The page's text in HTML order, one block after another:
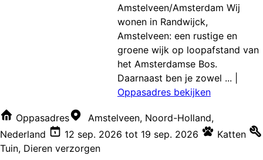
Amstelveen/Amsterdam Wij
wonen in Randwijck,
Amstelveen: een rustige en
groene wijk op loopafstand van
het Amsterdamse Bos.
Daarnaast ben je zowel ...
Oppasadres bekijken
Oppasadres
Amstelveen, Noord-Holland,
Nederland
12 sep. 2026 tot 19 sep. 2026
Katten
Tuin, Dieren verzorgen